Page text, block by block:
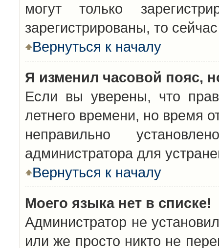
могут только
зарегистрированы, то
Вернуться к началу
Я изменил часовой пояс,
Если вы уверены, что
летнего времени, но время
неправильно
администратора для
Вернуться к началу
Моего языка нет в списке!
Администратор не
или же просто никто не